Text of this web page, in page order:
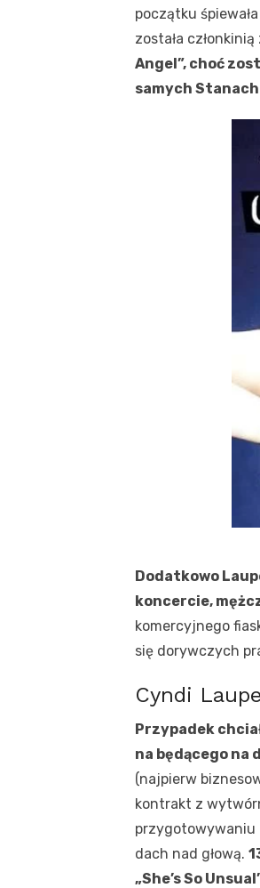
początku
została
Angel”, choć
samych
Dodatkowo
koncercie,
komercyjnego
się dorywczych
Cyndi
Przypadek
na będącego na
(najpierw
kontrakt z
przygotowywaniu
dach nad głową.
„She’s So